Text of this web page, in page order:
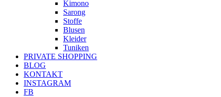
Kimono
Sarong
Stoffe
Blusen
Kleider
Tuniken
PRIVATE SHOPPING
BLOG
KONTAKT
INSTAGRAM
FB